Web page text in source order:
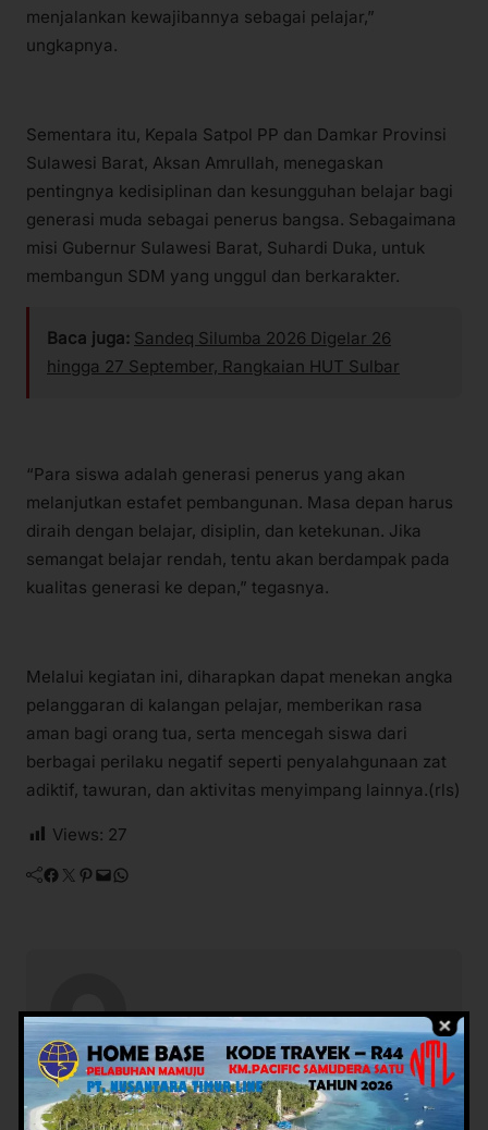
menjalankan kewajibannya sebagai pelajar,”
ungkapnya.
Sementara itu, Kepala Satpol PP dan Damkar Provinsi
Sulawesi Barat, Aksan Amrullah, menegaskan
pentingnya kedisiplinan dan kesungguhan belajar bagi
generasi muda sebagai penerus bangsa. Sebagaimana
misi Gubernur Sulawesi Barat, Suhardi Duka, untuk
membangun SDM yang unggul dan berkarakter.
Baca juga: Sandeq Silumba 2026 Digelar 26
hingga 27 September, Rangkaian HUT Sulbar
“Para siswa adalah generasi penerus yang akan
melanjutkan estafet pembangunan. Masa depan harus
diraih dengan belajar, disiplin, dan ketekunan. Jika
semangat belajar rendah, tentu akan berdampak pada
kualitas generasi ke depan,” tegasnya.
Melalui kegiatan ini, diharapkan dapat menekan angka
pelanggaran di kalangan pelajar, memberikan rasa
aman bagi orang tua, serta mencegah siswa dari
berbagai perilaku negatif seperti penyalahgunaan zat
adiktif, tawuran, dan aktivitas menyimpang lainnya.(rls)
Views: 27
Facebook Twitter Pinterest Mail WhatsApp
Potret Rakyat